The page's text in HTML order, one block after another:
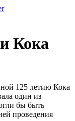
Кока
125 летию Кока
один из
бы быть
проведения